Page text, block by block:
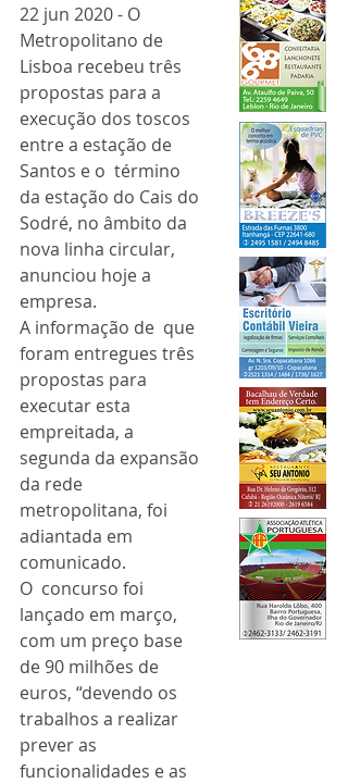
22 jun 2020 - O
Metropolitano de
Lisboa recebeu três
propostas para a
execução dos toscos
entre a estação de
Santos e o  término
da estação do Cais do
Sodré, no âmbito da
nova linha circular,
anunciou hoje a
empresa.
A informação de  que
foram entregues três
propostas para
executar esta
empreitada, a
segunda da expansão
da rede
metropolitana, foi
adiantada em
comunicado.
O  concurso foi
lançado em março,
com um preço base
de 90 milhões de
euros, “devendo os
trabalhos a realizar
prever as
funcionalidades e as